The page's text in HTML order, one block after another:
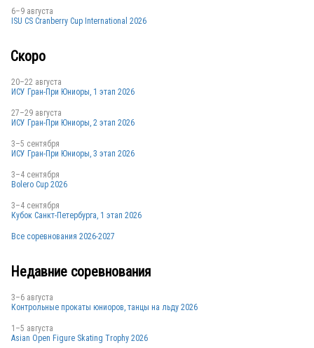
6–9 августа
ISU CS Cranberry Cup International 2026
Скоро
20–22 августа
ИСУ Гран-При Юниоры, 1 этап 2026
27–29 августа
ИСУ Гран-При Юниоры, 2 этап 2026
3–5 сентября
ИСУ Гран-При Юниоры, 3 этап 2026
3–4 сентября
Bolero Cup 2026
3–4 сентября
Кубок Санкт-Петербурга, 1 этап 2026
Все соревнования 2026-2027
Недавние соревнования
3–6 августа
Контрольные прокаты юниоров, танцы на льду 2026
1–5 августа
Asian Open Figure Skating Trophy 2026